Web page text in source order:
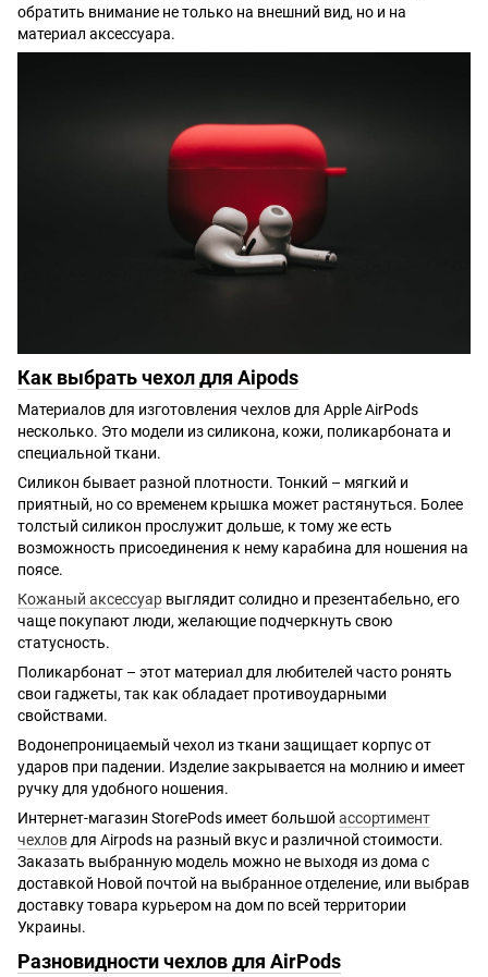
обратить внимание не только на внешний вид, но и на
материал аксессуара.
Как выбрать чехол для Aipods
Материалов для изготовления чехлов для Apple AirPods
несколько. Это модели из силикона, кожи, поликарбоната и
специальной ткани.
Силикон бывает разной плотности. Тонкий – мягкий и
приятный, но со временем крышка может растянуться. Более
толстый силикон прослужит дольше, к тому же есть
возможность присоединения к нему карабина для ношения на
поясе.
Кожаный аксессуар выглядит солидно и презентабельно, его
чаще покупают люди, желающие подчеркнуть свою
статусность.
Поликарбонат – этот материал для любителей часто ронять
свои гаджеты, так как обладает противоударными
свойствами.
Водонепроницаемый чехол из ткани защищает корпус от
ударов при падении. Изделие закрывается на молнию и имеет
ручку для удобного ношения.
Интернет-магазин StorePods имеет большой ассортимент
чехлов для Airpods на разный вкус и различной стоимости.
Заказать выбранную модель можно не выходя из дома с
доставкой Новой почтой на выбранное отделение, или выбрав
доставку товара курьером на дом по всей территории
Украины.
Разновидности чехлов для AirPods